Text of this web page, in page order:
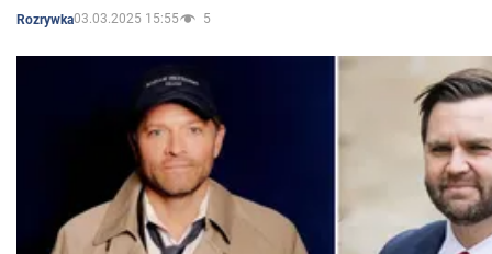
Rozrywka03.03.2025 15:55 5